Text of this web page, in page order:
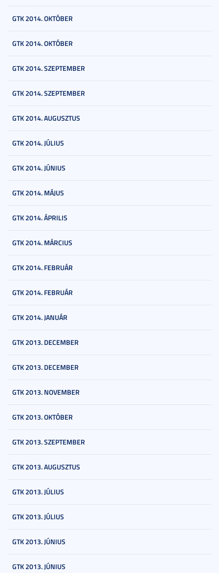
GTK 2014. OKTÓBER
GTK 2014. OKTÓBER
GTK 2014. SZEPTEMBER
GTK 2014. SZEPTEMBER
GTK 2014. AUGUSZTUS
GTK 2014. JÚLIUS
GTK 2014. JÚNIUS
GTK 2014. MÁJUS
GTK 2014. ÁPRILIS
GTK 2014. MÁRCIUS
GTK 2014. FEBRUÁR
GTK 2014. FEBRUÁR
GTK 2014. JANUÁR
GTK 2013. DECEMBER
GTK 2013. DECEMBER
GTK 2013. NOVEMBER
GTK 2013. OKTÓBER
GTK 2013. SZEPTEMBER
GTK 2013. AUGUSZTUS
GTK 2013. JÚLIUS
GTK 2013. JÚLIUS
GTK 2013. JÚNIUS
GTK 2013. JÚNIUS